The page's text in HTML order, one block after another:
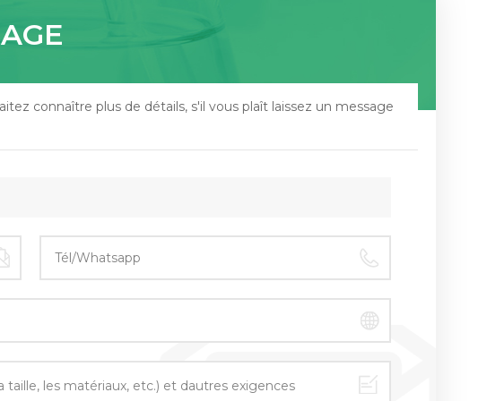
connaître plus de détails, s'il vous plaît laissez un message